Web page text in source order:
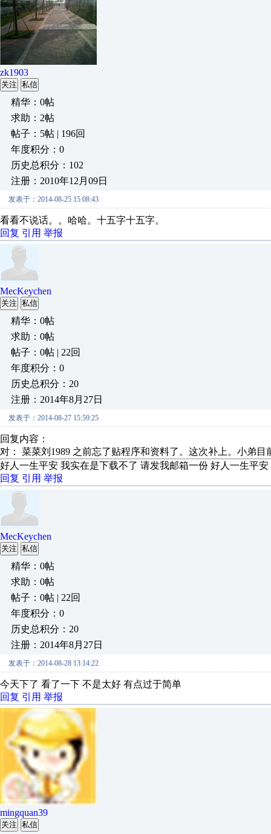
zk1903
关注 私信
精华：0帖
求助：2帖
帖子：5帖 | 196回
年度积分：0
历史总积分：102
注册：2010年12月09日
发表于：2014-08-25 15:08:43
看看不说话。。哈哈。十五字十五字。
回复 引用 举报
MecKeychen
关注 私信
精华：0帖
求助：0帖
帖子：0帖 | 22回
年度积分：0
历史总积分：20
注册：2014年8月27日
发表于：2014-08-27 15:59:25
回复内容：
对： 菜菜刘1989 之前忘了贴程序和资料了。这次补上。小弟目
好人一生平安 我实在是下载不了 请发我邮箱一份 好人一生平安
回复 引用 举报
MecKeychen
关注 私信
精华：0帖
求助：0帖
帖子：0帖 | 22回
年度积分：0
历史总积分：20
注册：2014年8月27日
发表于：2014-08-28 13:14:22
今天下了 看了一下 不是太好 有点过于简单
回复 引用 举报
mingquan39
关注 私信